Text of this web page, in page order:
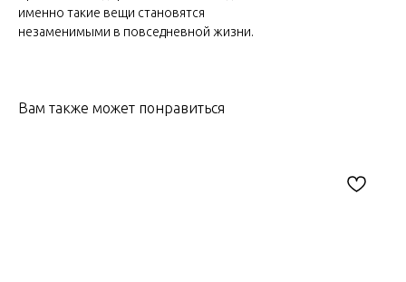
именно такие вещи становятся
незаменимыми в повседневной жизни.
Вам также может понравиться